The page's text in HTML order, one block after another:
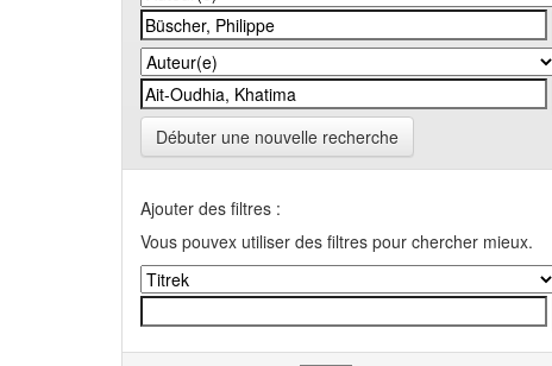
Débuter une nouvelle recherche
Ajouter des filtres :
Vous pouvex utiliser des filtres pour chercher mieux.